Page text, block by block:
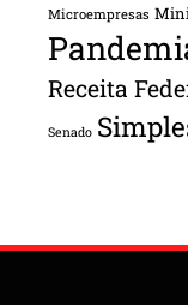
Microempresas
Receita
Senado